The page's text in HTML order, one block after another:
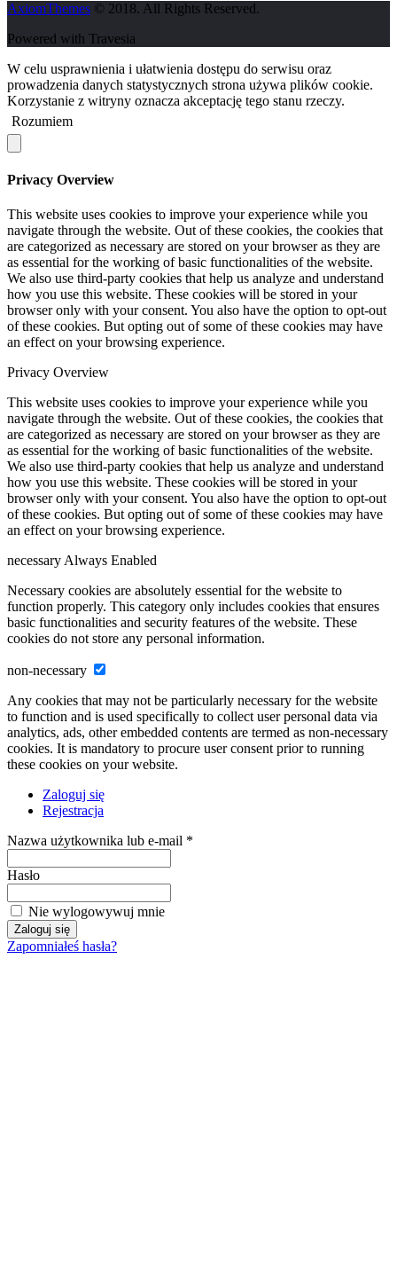
AxiomThemes © 2018. All Rights Reserved.
Powered with Travesia
W celu usprawnienia i ułatwienia dostępu do serwisu oraz
prowadzenia danych statystycznych strona używa plików cookie.
Korzystanie z witryny oznacza akceptację tego stanu rzeczy.
Rozumiem
Privacy Overview
This website uses cookies to improve your experience while you
navigate through the website. Out of these cookies, the cookies that
are categorized as necessary are stored on your browser as they are
as essential for the working of basic functionalities of the website.
We also use third-party cookies that help us analyze and understand
how you use this website. These cookies will be stored in your
browser only with your consent. You also have the option to opt-out
of these cookies. But opting out of some of these cookies may have
an effect on your browsing experience.
Privacy Overview
This website uses cookies to improve your experience while you
navigate through the website. Out of these cookies, the cookies that
are categorized as necessary are stored on your browser as they are
as essential for the working of basic functionalities of the website.
We also use third-party cookies that help us analyze and understand
how you use this website. These cookies will be stored in your
browser only with your consent. You also have the option to opt-out
of these cookies. But opting out of some of these cookies may have
an effect on your browsing experience.
necessary Always Enabled
Necessary cookies are absolutely essential for the website to
function properly. This category only includes cookies that ensures
basic functionalities and security features of the website. These
cookies do not store any personal information.
non-necessary
Any cookies that may not be particularly necessary for the website
to function and is used specifically to collect user personal data via
analytics, ads, other embedded contents are termed as non-necessary
cookies. It is mandatory to procure user consent prior to running
these cookies on your website.
Zaloguj się
Rejestracja
Nazwa użytkownika lub e-mail *
Hasło
Nie wylogowywuj mnie
Zapomniałeś hasła?